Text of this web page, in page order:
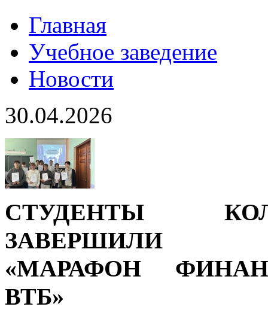
Главная
Учебное заведение
Новости
30.04.2026
СТУДЕНТЫ
ЗАВЕРШИЛИ
«МАРАФОН
ВТБ»